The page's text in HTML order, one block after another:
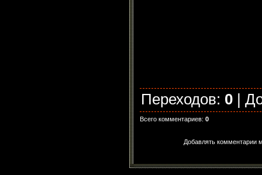
Переходов: 0 |
Всего комментариев: 0
Добавлять комментарии